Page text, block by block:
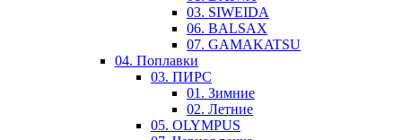
03. SIWEIDA
06. BALSAX
07. GAMAKATSU
04. Поплавки
03. ПИРС
01. Зимние
02. Летние
05. OLYMPUS